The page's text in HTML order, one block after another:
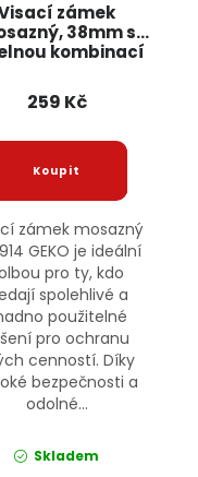
zámek
38mm s
kombinací
259 Kč
zámek mosazný
GEKO je ideální
pro ty, kdo
spolehlivé a
použitelné
pro ochranu
cenností. Díky
bezpečnosti a
odolné...
Skladem